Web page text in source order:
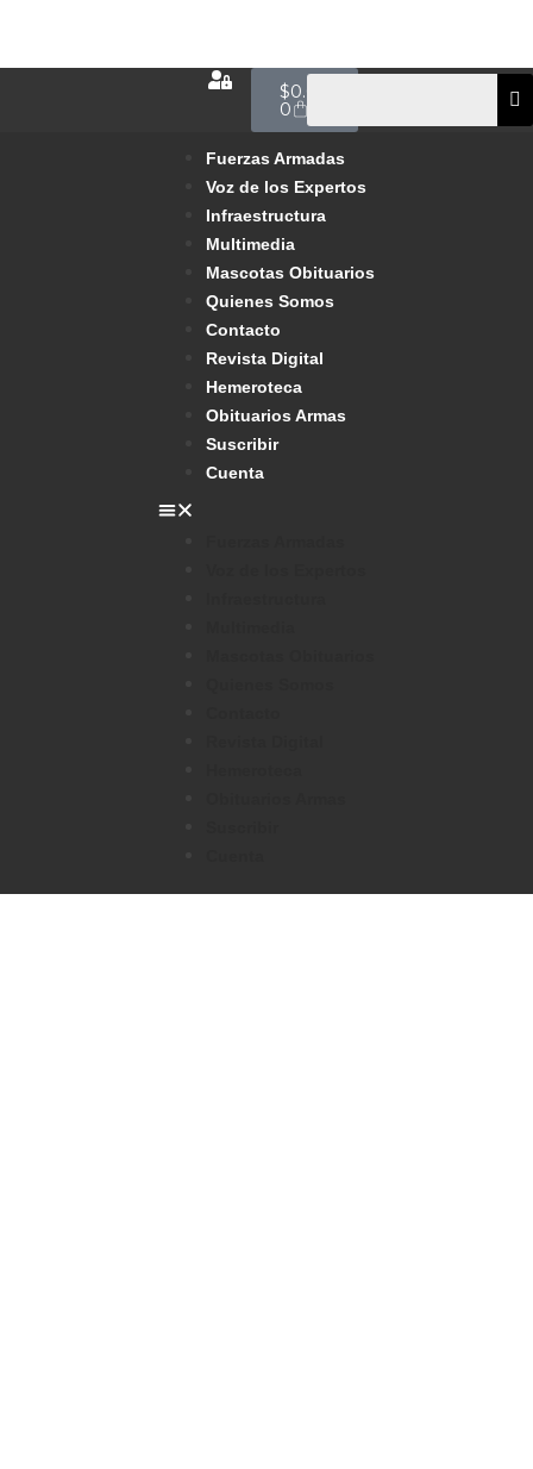
$0.00
0
Fuerzas Armadas
Voz de los Expertos
Infraestructura
Multimedia
Mascotas Obituarios
Quienes Somos
Contacto
Revista Digital
Hemeroteca
Obituarios Armas
Suscribir
Cuenta